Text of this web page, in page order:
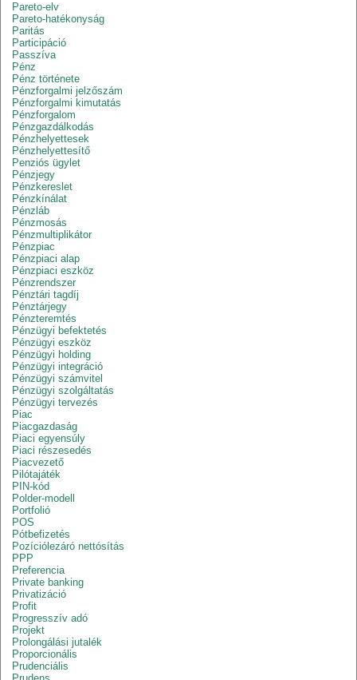
Pareto-elv
Pareto-hatékonyság
Paritás
Participáció
Passzíva
Pénz
Pénz története
Pénzforgalmi jelzőszám
Pénzforgalmi kimutatás
Pénzforgalom
Pénzgazdálkodás
Pénzhelyettesek
Pénzhelyettesítő
Penziós ügylet
Pénzjegy
Pénzkereslet
Pénzkínálat
Pénzláb
Pénzmosás
Pénzmultiplikátor
Pénzpiac
Pénzpiaci alap
Pénzpiaci eszköz
Pénzrendszer
Pénztári tagdíj
Pénztárjegy
Pénzteremtés
Pénzügyi befektetés
Pénzügyi eszköz
Pénzügyi holding
Pénzügyi integráció
Pénzügyi számvitel
Pénzügyi szolgáltatás
Pénzügyi tervezés
Piac
Piacgazdaság
Piaci egyensúly
Piaci részesedés
Piacvezető
Pilótajáték
PIN-kód
Polder-modell
Portfolió
POS
Pótbefizetés
Pozíciólezáró nettósítás
PPP
Preferencia
Private banking
Privatizáció
Profit
Progresszív adó
Projekt
Prolongálási jutalék
Proporcionális
Prudenciális